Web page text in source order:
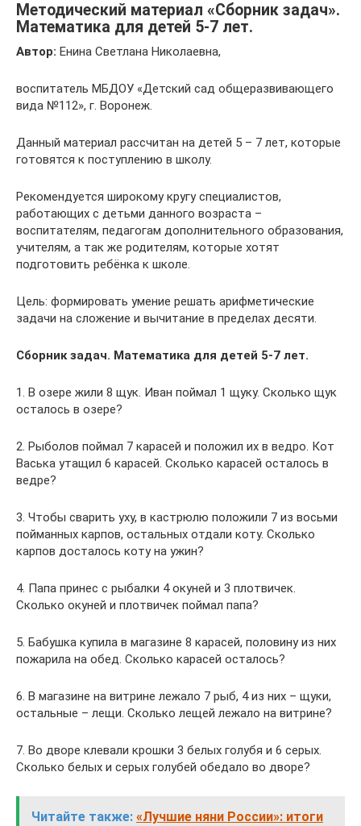
Методический материал «Сборник задач».
Математика для детей 5-7 лет.
Автор: Енина Светлана Николаевна,
воспитатель МБДОУ «Детский сад общеразвивающего
вида №112», г. Воронеж.
Данный материал рассчитан на детей 5 – 7 лет, которые
готовятся к поступлению в школу.
Рекомендуется широкому кругу специалистов,
работающих с детьми данного возраста –
воспитателям, педагогам дополнительного образования,
учителям, а так же родителям, которые хотят
подготовить ребёнка к школе.
Цель: формировать умение решать арифметические
задачи на сложение и вычитание в пределах десяти.
Сборник задач. Математика для детей 5-7 лет.
1. В озере жили 8 щук. Иван поймал 1 щуку. Сколько щук
осталось в озере?
2. Рыболов поймал 7 карасей и положил их в ведро. Кот
Васька утащил 6 карасей. Сколько карасей осталось в
ведре?
3. Чтобы сварить уху, в кастрюлю положили 7 из восьми
пойманных карпов, остальных отдали коту. Сколько
карпов досталось коту на ужин?
4. Папа принес с рыбалки 4 окуней и 3 плотвичек.
Сколько окуней и плотвичек поймал папа?
5. Бабушка купила в магазине 8 карасей, половину из них
пожарила на обед. Сколько карасей осталось?
6. В магазине на витрине лежало 7 рыб, 4 из них – щуки,
остальные – лещи. Сколько лещей лежало на витрине?
7. Во дворе клевали крошки 3 белых голубя и 6 серых.
Сколько белых и серых голубей обедало во дворе?
Читайте также: «Лучшие няни России»: итоги